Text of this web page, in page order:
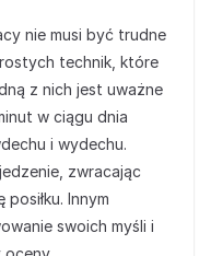
nie musi być trudne
technik, które
z nich jest uważne
w ciągu dnia
i wydechu.
zwracając
Innym
swoich myśli i